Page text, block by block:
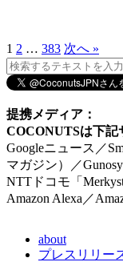
1 2 … 383 次へ »
提携メディア：
COCONUTSは下記
Googleニュース／
マガジン）／
NTTドコモ「
Amazon Alexa／
about
プレスリリー